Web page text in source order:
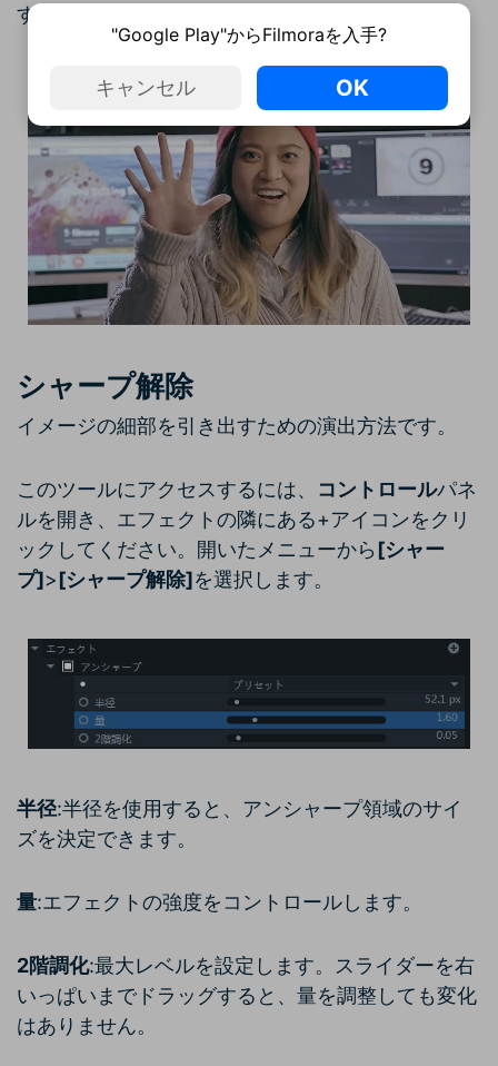
す。
シャープ解除
イメージの細部を引き出すための演出方法です。
このツールにアクセスするには、 コントロールパネ
ルを開き、エフェクトの隣にある+アイコンをクリ
ックしてください。開いたメニューから [シャー
プ]>[シャープ解除]を選択します。
半径:半径を使用すると、アンシャープ領域のサイ
ズを決定できます。
量:エフェクトの強度をコントロールします。
2階調化:最大レベルを設定します。スライダーを右
いっぱいまでドラッグすると、量を調整しても変化
はありません。
"Google Play"からFilmoraを入手?
キャンセル OK